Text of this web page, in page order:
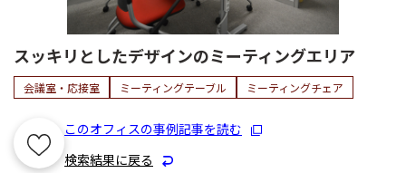
スッキリとしたデザインのミーティングエリア
会議室・応接室 ミーティングテーブル ミーティングチェア
このオフィスの事例記事を読む
検索結果に戻る